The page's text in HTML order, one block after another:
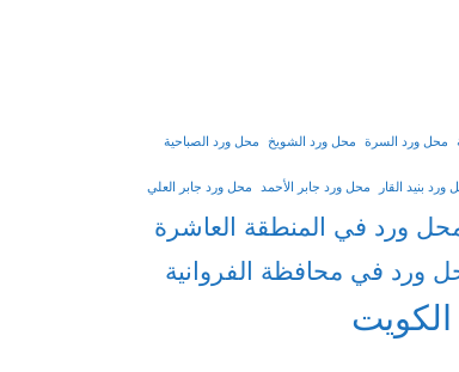
محل ورد السرة محل ورد الشويخ محل ورد الصباحية
ورد بنيد القار محل ورد جابر الأحمد محل ورد جابر العلي
ورد في المنطقة العاشرة
ورد في محافظة الفروانية